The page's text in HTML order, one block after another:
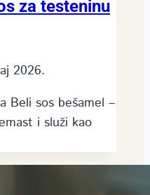
za testeninu
2026.
Beli sos bešamel –
i služi kao